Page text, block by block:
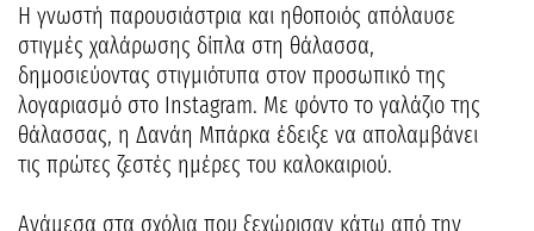
Η γνωστή παρουσιάστρια και ηθοποιός απόλαυσε
στιγμές χαλάρωσης δίπλα στη θάλασσα,
δημοσιεύοντας στιγμιότυπα στον προσωπικό της
λογαριασμό στο Instagram. Με φόντο το γαλάζιο της
θάλασσας, η Δανάη Μπάρκα έδειξε να απολαμβάνει
τις πρώτες ζεστές ημέρες του καλοκαιριού.
Ανάμεσα στα σχόλια που ξεχώρισαν κάτω από την